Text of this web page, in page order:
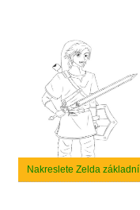
Nakreslete Zelda základní